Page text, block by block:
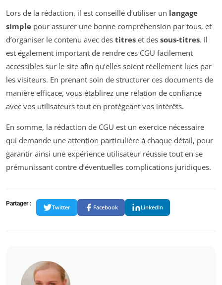
Lors de la rédaction, il est conseillé d’utiliser un langage
simple pour assurer une bonne compréhension par tous, et
d’organiser le contenu avec des titres et des sous-titres. Il
est également important de rendre ces CGU facilement
accessibles sur le site afin qu’elles soient réellement lues par
les visiteurs. En prenant soin de structurer ces documents de
manière efficace, vous établirez une relation de confiance
avec vos utilisateurs tout en protégeant vos intérêts.
En somme, la rédaction de CGU est un exercice nécessaire
qui demande une attention particulière à chaque détail, pour
garantir ainsi une expérience utilisateur réussie tout en se
prémunissant contre d’éventuelles complications juridiques.
Partager :
Twitter Facebook LinkedIn